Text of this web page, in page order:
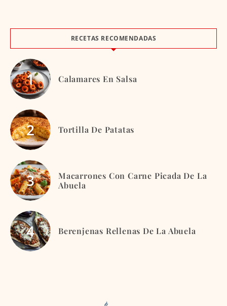
RECETAS RECOMENDADAS
Calamares En Salsa
Tortilla De Patatas
Macarrones Con Carne Picada De La
Abuela
Berenjenas Rellenas De La Abuela